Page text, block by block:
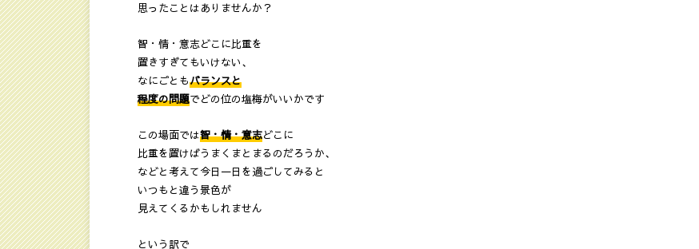
思ったことはありませんか？
智・情・意志どこに比重を
置きすぎてもいけない、
なにごともバランスと
程度の問題でどの位の塩梅がいいかです
この場面では智・情・意志どこに
比重を置けばうまくまとまるのだろうか、
などと考えて今日一日を過ごしてみると
いつもと違う景色が
見えてくるかもしれません
という訳で